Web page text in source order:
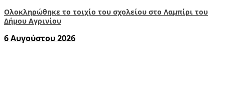
Ολοκληρώθηκε το τοιχίο του σχολείου στο Λαμπίρι του
Δήμου Αγρινίου
6 Αυγούστου 2026